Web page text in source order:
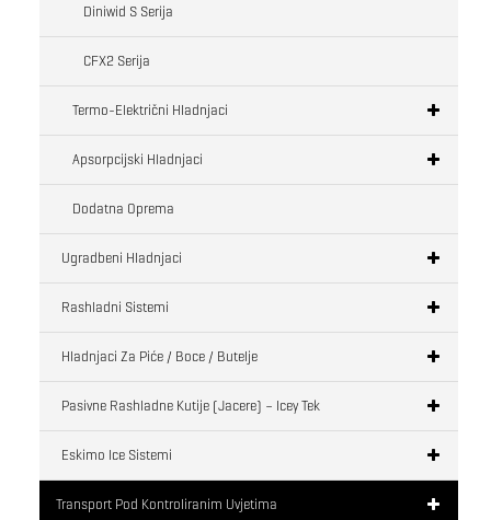
Diniwid S Serija
CFX2 Serija
Termo-Električni Hladnjaci
Apsorpcijski Hladnjaci
Dodatna Oprema
Ugradbeni Hladnjaci
Rashladni Sistemi
Hladnjaci Za Piće / Boce / Butelje
Pasivne Rashladne Kutije (jacere) – Icey Tek
Eskimo Ice Sistemi
Transport Pod Kontroliranim Uvjetima